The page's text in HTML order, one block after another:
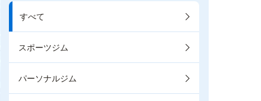
すべて
スポーツジム
パーソナルジム